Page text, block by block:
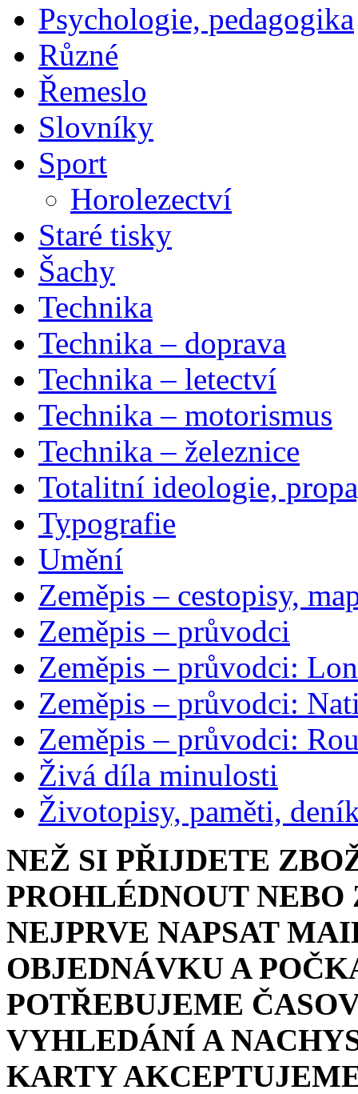
Psychologie, pedagogika
Různé
Řemeslo
Slovníky
Sport
Horolezectví
Staré tisky
Šachy
Technika
Technika – doprava
Technika – letectví
Technika – motorismus
Technika – železnice
Totalitní ideologie,
Typografie
Umění
Zeměpis – cestopisy,
Zeměpis – průvodci
Zeměpis – průvodci:
Zeměpis – průvodci:
Zeměpis – průvodci:
Živá díla minulosti
Životopisy, paměti,
NEŽ SI PŘIJDETE
PROHLÉDNOUT
NEJPRVE NAPSAT
OBJEDNÁVKU A
POTŘEBUJEME
VYHLEDÁNÍ A
KARTY